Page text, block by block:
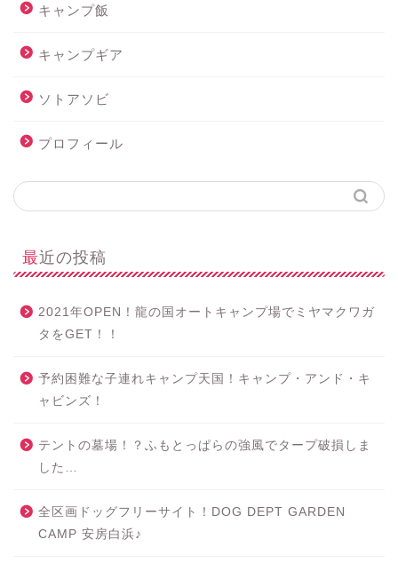
キャンプ飯
キャンプギア
ソトアソビ
プロフィール
最近の投稿
2021年OPEN！龍の国オートキャンプ場でミヤマクワガ
タをGET！！
予約困難な子連れキャンプ天国！キャンプ・アンド・キ
ャビンズ！
テントの墓場！？ふもとっぱらの強風でタープ破損しま
した…
全区画ドッグフリーサイト！DOG DEPT GARDEN
CAMP 安房白浜♪